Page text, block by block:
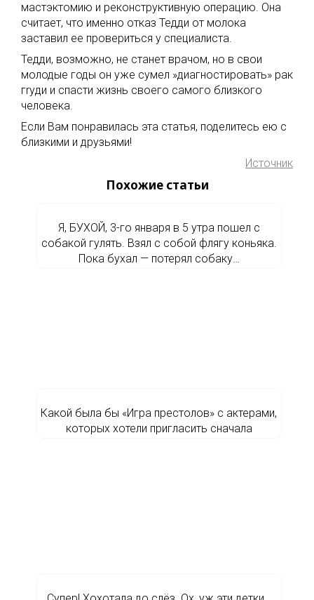
мастэктомию и реконструктивную операцию. Она
считает, что именно отказ Тедди от молока
заставил ее провериться у специалиста.
Тедди, возможно, не станет врачом, но в свои
молодые годы он уже сумел »диагностировать» рак
гrуди и спасти жизнь своего самого близкого
человека.
Если Вам понравилась эта статья, поделитесь ею с
близкими и друзьями!
Источник
Похожие статьи
Я, БУХОЙ, 3-го января в 5 утра пошел с
собакой гулять. Взял с собой флягу коньяка.
Пока бухал — потерял собаку…
Какой была бы «Игра престолов» с актерами,
которых хотели пригласить сначала